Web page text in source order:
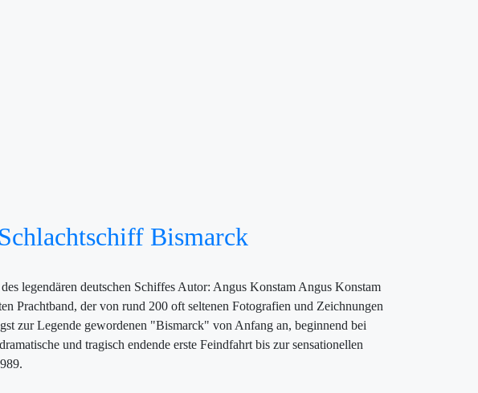
Bismarck
legendären deutschen Schiffes Autor: Angus Konstam Angus Konstam
Prachtband, der von rund 200 oft seltenen Fotografien und Zeichnungen
zur Legende gewordenen "Bismarck" von Anfang an, beginnend bei
und tragisch endende erste Feindfahrt bis zur sensationellen